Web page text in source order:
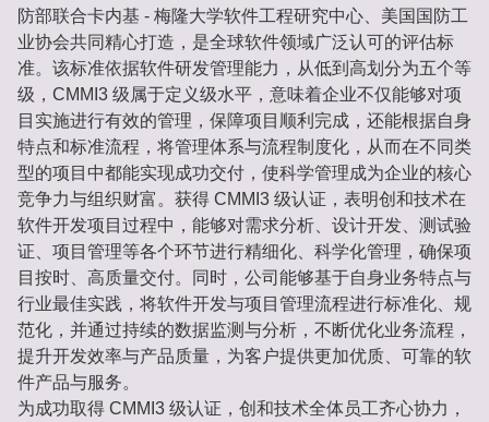
防部联合卡内基 - 梅隆大学软件工程研究中心、美国国防工
业协会共同精心打造，是全球软件领域广泛认可的评估标
准。该标准依据软件研发管理能力，从低到高划分为五个等
级，CMMI3 级属于定义级水平，意味着企业不仅能够对项
目实施进行有效的管理，保障项目顺利完成，还能根据自身
特点和标准流程，将管理体系与流程制度化，从而在不同类
型的项目中都能实现成功交付，使科学管理成为企业的核心
竞争力与组织财富。获得 CMMI3 级认证，表明创和技术在
软件开发项目过程中，能够对需求分析、设计开发、测试验
证、项目管理等各个环节进行精细化、科学化管理，确保项
目按时、高质量交付。同时，公司能够基于自身业务特点与
行业最佳实践，将软件开发与项目管理流程进行标准化、规
范化，并通过持续的数据监测与分析，不断优化业务流程，
提升开发效率与产品质量，为客户提供更加优质、可靠的软
件产品与服务。
为成功取得 CMMI3 级认证，创和技术全体员工齐心协力，